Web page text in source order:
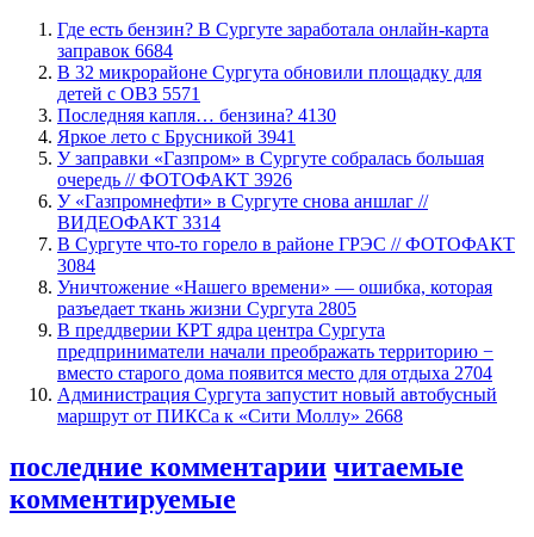
​Где есть бензин? В Сургуте заработала онлайн-карта
заправок 6684
В 32 микрорайоне Сургута обновили площадку для
детей с ОВЗ 5571
​Последняя капля… бензина? 4130
Яркое лето с Брусникой 3941
​У заправки «Газпром» в Сургуте собралась большая
очередь // ФОТОФАКТ 3926
У «Газпромнефти» в Сургуте снова аншлаг //
ВИДЕОФАКТ 3314
​В Сургуте что-то горело в районе ГРЭС // ФОТОФАКТ
3084
​Уничтожение «Нашего времени» — ошибка, которая
разъедает ткань жизни Сургута 2805
​В преддверии КРТ ядра центра Сургута
предприниматели начали преображать территорию −
вместо старого дома появится место для отдыха 2704
​Администрация Сургута запустит новый автобусный
маршрут от ПИКСа к «Сити Моллу» 2668
последние комментарии читаемые
комментируемые